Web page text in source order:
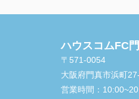
ハウスコムFC
〒571-0054
大阪府門真市浜町
営業時間：